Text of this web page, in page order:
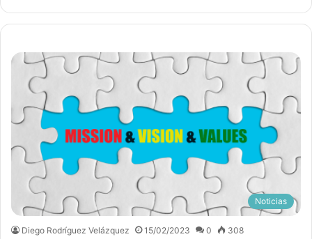
Noticias
Diego Rodríguez Velázquez 15/02/2023 0 308